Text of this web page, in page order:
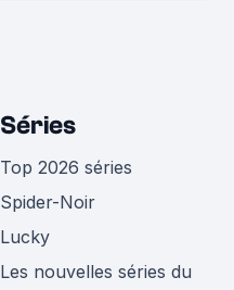
Séries
Top 2026 séries
Spider-Noir
Lucky
Les nouvelles séries du